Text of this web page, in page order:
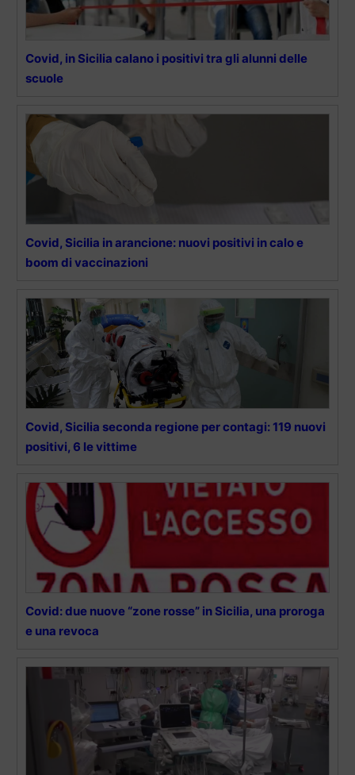
Covid, in Sicilia calano i positivi tra gli alunni delle
scuole
Covid, Sicilia in arancione: nuovi positivi in calo e
boom di vaccinazioni
Covid, Sicilia seconda regione per contagi: 119 nuovi
positivi, 6 le vittime
Covid: due nuove “zone rosse” in Sicilia, una proroga
e una revoca